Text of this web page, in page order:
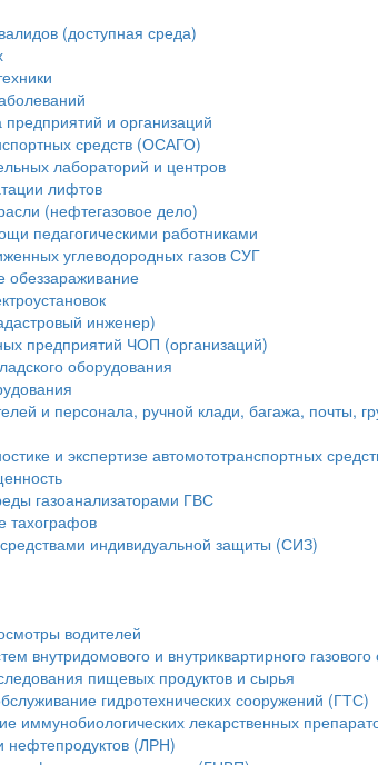
(доступная среда)
и организаций
средств (ОСАГО)
лабораторий и центров
лифтов
(нефтегазовое дело)
педагогическими работниками
углеводородных газов СУГ
обеззараживание
инженер)
предприятий ЧОП (организаций)
оборудования
и персонала, ручной клади, багажа, почты,
и экспертизе автомототранспортных
газоанализаторами ГВС
тахографов
индивидуальной защиты (СИЗ)
водителей
внутридомового и внутриквартирного
пищевых продуктов и сырья
гидротехнических сооружений (ГТС)
иммунобиологических лекарственных
нефтепродуктов (ЛРН)